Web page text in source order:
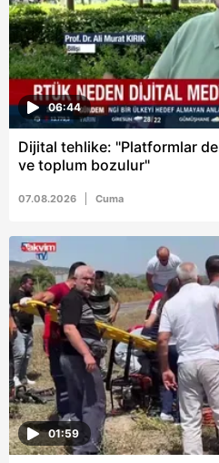
06:44
Dijital tehlike: "Platformlar
ve toplum bozulur"
07.08.2026 Cuma
01:59